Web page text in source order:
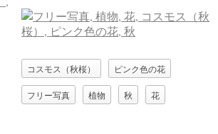
コスモス（秋桜） ピンク色の花
フリー写真 植物 秋 花